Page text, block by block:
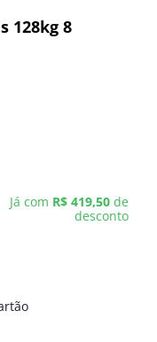
128kg 8
Já com R$ 419,50 de
desconto